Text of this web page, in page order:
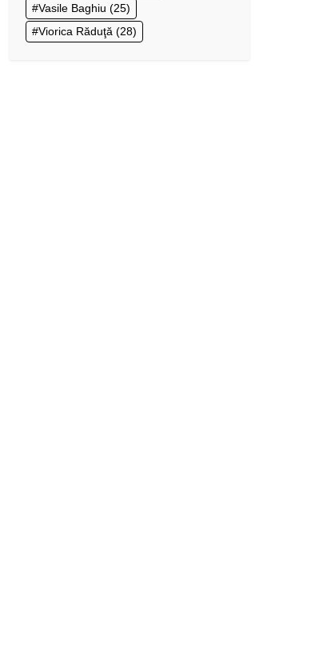
Vasile Baghiu (25)
Viorica Răduţă (28)